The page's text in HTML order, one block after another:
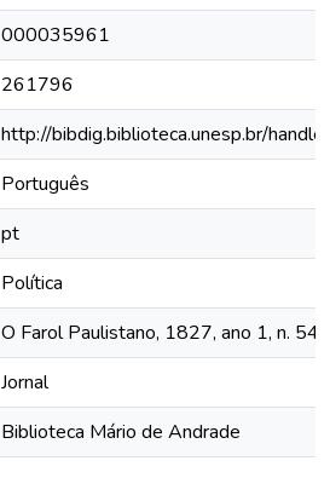
000035961
261796
http://bibdig.biblioteca.unesp.br/
Português
pt
Política
O Farol Paulistano, 1827, ano 1, n. 54
Jornal
Biblioteca Mário de Andrade